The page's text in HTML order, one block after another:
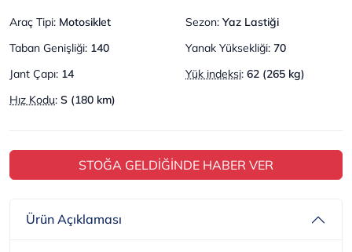
Araç Tipi: Motosiklet Sezon: Yaz Lastiği
Taban Genişliği: 140 Yanak Yüksekliği: 70
Jant Çapı: 14 Yük indeksi: 62 (265 kg)
Hız Kodu: S (180 km)
STOĞA GELDİĞİNDE HABER VER
Ürün Açıklaması